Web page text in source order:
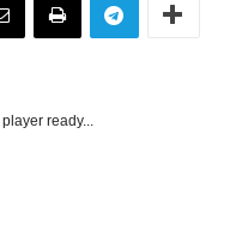
player ready...